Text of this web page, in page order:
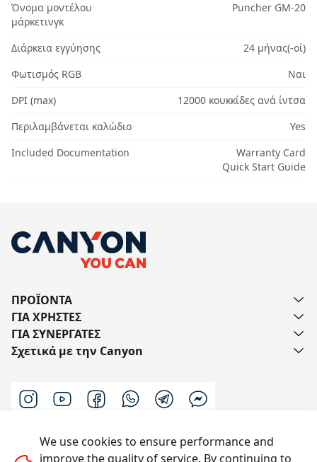
Όνομα μοντέλου
μάρκετινγκ
Puncher GM-20
Διάρκεια εγγύησης
24 μήνας(-οί)
Φωτισμός RGB
Ναι
DPI (max)
12000 κουκκίδες ανά ίντσα
Περιλαμβάνεται καλώδιο
Yes
Included Documentation
Warranty Card
Quick Start Guide
ΠΡΟΪΟΝΤΑ
ΓΙΑ ΧΡΗΣΤΕΣ
ΓΙΑ ΣΥΝΕΡΓΑΤΕΣ
Σχετικά με την Canyon
Επικοινωνήστε μαζί μας
We use cookies to ensure performance and
improve the quality of service. By continuing to